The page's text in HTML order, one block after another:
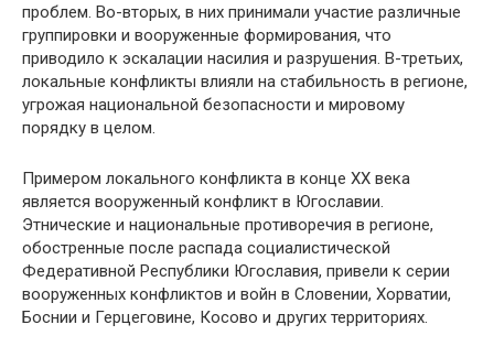
проблем. Во-вторых, в них принимали участие различные
группировки и вооруженные формирования, что
приводило к эскалации насилия и разрушения. В-третьих,
локальные конфликты влияли на стабильность в регионе,
угрожая национальной безопасности и мировому
порядку в целом.
Примером локального конфликта в конце XX века
является вооруженный конфликт в Югославии.
Этнические и национальные противоречия в регионе,
обостренные после распада социалистической
Федеративной Республики Югославия, привели к серии
вооруженных конфликтов и войн в Словении, Хорватии,
Боснии и Герцеговине, Косово и других территориях.